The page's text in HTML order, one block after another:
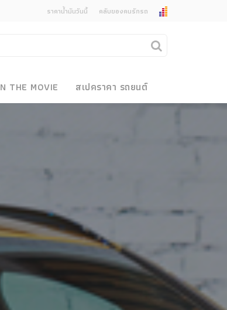
การยกเลิกการแจ้งเตือนข่าวสารเมื่อมีการ
อัพเดตใช่หรือไม่?
ราคาน้ำมันวันนี้ คลับของคนรักรถ
Car Show
THE MOVIE สเปคราคา รถยนต์